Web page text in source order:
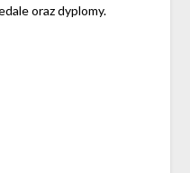
oraz dyplomy.